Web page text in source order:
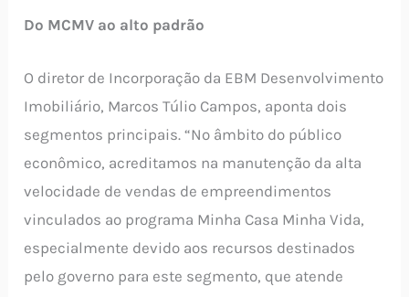
Do MCMV ao alto padrão
O diretor de Incorporação da EBM Desenvolvimento
Imobiliário, Marcos Túlio Campos, aponta dois
segmentos principais. “No âmbito do público
econômico, acreditamos na manutenção da alta
velocidade de vendas de empreendimentos
vinculados ao programa Minha Casa Minha Vida,
especialmente devido aos recursos destinados
pelo governo para este segmento, que atende